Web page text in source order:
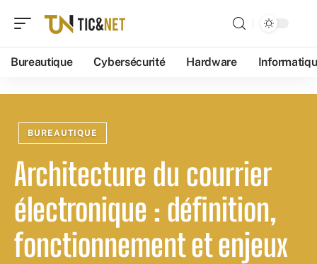
Bureautique Cybersécurité Hardware
BUREAUTIQUE
Architecture du courrier
électronique : définition,
fonctionnement et enjeux